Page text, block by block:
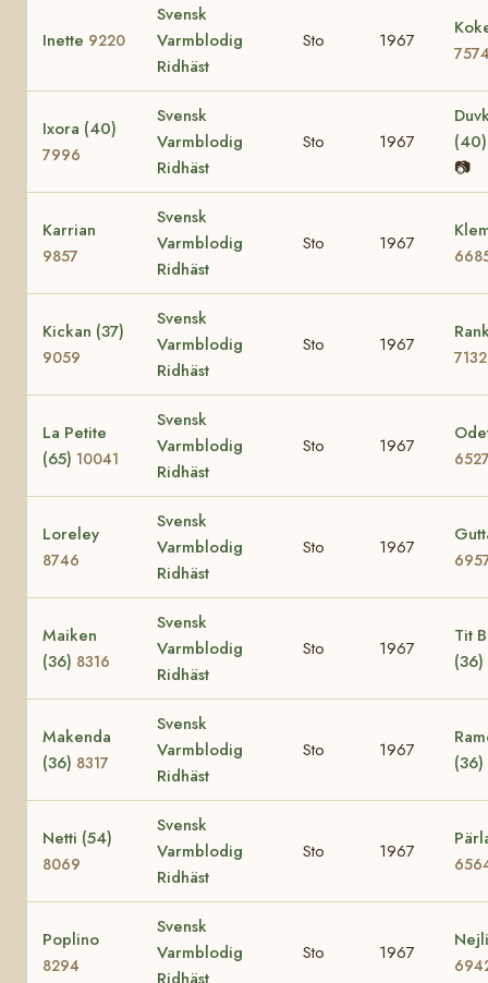
Inette 9220
Svensk
Varmblodig
Ridhäst
Sto 1967
Ixora (40)
7996
Svensk
Varmblodig
Ridhäst
Sto 1967
📷
Karrian
9857
Svensk
Varmblodig
Ridhäst
Sto 1967
Kickan (37)
9059
Svensk
Varmblodig
Ridhäst
Sto 1967
7132
La Petite
(65) 10041
Svensk
Varmblodig
Ridhäst
Sto 1967
Loreley
8746
Svensk
Varmblodig
Ridhäst
Sto 1967
Maiken
(36) 8316
Svensk
Varmblodig
Ridhäst
Sto 1967
Tit
(36)
Makenda
(36) 8317
Svensk
Varmblodig
Ridhäst
Sto 1967
(36)
Netti (54)
8069
Svensk
Varmblodig
Ridhäst
Sto 1967
Poplino
8294
Svensk
Varmblodig
Ridhäst
Sto 1967